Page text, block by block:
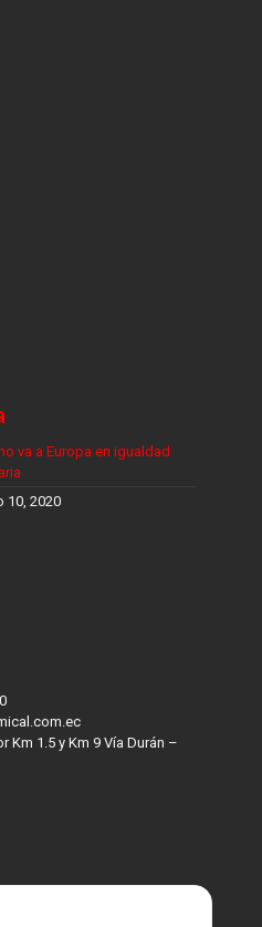
va a Europa en igualdad
10, 2020
Km 1.5 y Km 9 Vía Durán –